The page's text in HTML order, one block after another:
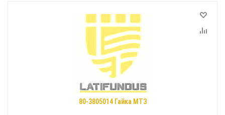
80-3805014 Гайка МТЗ